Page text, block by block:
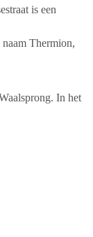
is een
Thermion,
In het